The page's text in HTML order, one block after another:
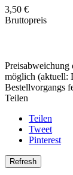
3,50 €
Bruttopreis
Preisabweichung
möglich (aktuell:
Bestellvorgangs
Teilen
Teilen
Tweet
Pinterest